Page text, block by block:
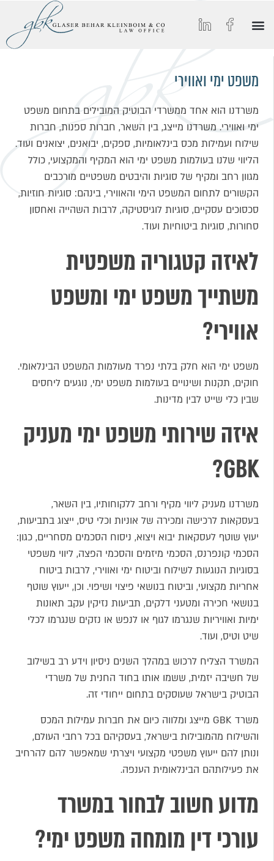
משפט ימי ואווירי
משרדנו הוא אחד ממשרדי הבוטיק המובילים בתחום משפט
ימי ואווירי. משרדנו מייצג, בין השאר, חברות ספנות, חברות
שילוח ועמילות מכס בינלאומיות, ספקים, יבואנים, יצואנים ועוד.
הליווי שלנו בעולמות משפט ימי הוא המקיף והמקצועי, כולל
מגוון רחב ומקיף של סוגיות והיבטים משפטיים מורכבים
הקשורים לתחום המשפט הימי והאווירי, בינהם: סוגיות חוזיות,
סכסוכים עסקיים, סוגיות לוגיסטיקה, לרבות השהייה ואחסון
סחורות, סוגיות ביטוחיות ועוד.
לאיזה קטגוריה משפטית
משתייך משפט ימי ומשפט
אווירי?
משפט ימי הוא חלק בלתי נפרד מעולמות המשפט הבינלאומי.
חוקים, תקנות ושינויים בעולמות משפט ימי, נוגעים ליחסים
שבין כלי שייט לבין מדינות.
איזה שירותי משפט ימי מעניק
GBK?
משרדנו מעניק ליווי מקיף ורחב ללקוחותיו, בין השאר,
בעסקאות לרכישה ומכירה של אוניות וכלי טיס, ייצוג בתביעות,
יעוץ שוטף לעסקאות יבוא ויצוא, ניסוח הסכמים מסחריים, כגון:
הסכמי קונפרנס, הסכמי מיזמים והסכמי הפצה, ליווי משפטי
בסוגיות הנוגעות לשילוח וביטוח ימי ואווירי, לרבות ביטוח
אחריות מקצועי, וביטוח בנושאי פיצוי ושיפוי. וכן, ייעוץ שוטף
בנושאי חכירה ומטעני דלקים, תביעות נזיקין עקב תאונות
ימיות ואוויריות שנגרמו לגוף או לנפש או נזקים שנגרמו לכלי
שיט וטיס, ועוד.
המשרד הצליח לרכוש במהלך השנים ניסיון וידע רב בשילוב
של חשיבה יזמית, ששמו אותו בחוד החנית של משרדי
הבוטיק בישראל שעוסקים בתחום ייחודי זה.
משרד GBK מייצג ומלווה כיום את חברות עמילות המכס
והשילוח מהמובילות בישראל, בעסקיהם בכל רחבי העולם,
ונותן להם ייעוץ משפטי מקצועי ויצרתי שמאפשר להם להרחיב
את פעילותהם הבינלאומית הענפה.
מדוע חשוב לבחור במשרד
עורכי דין מומחה משפט ימי?